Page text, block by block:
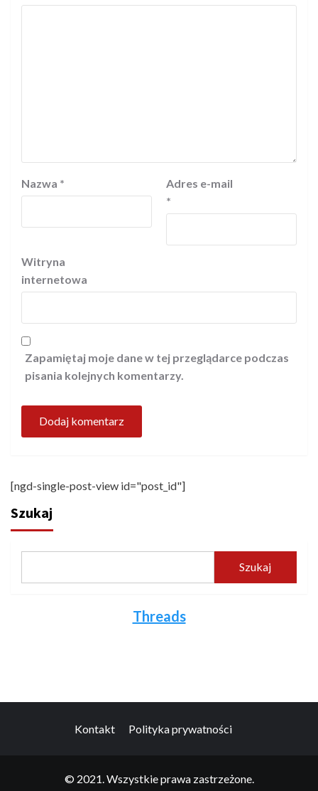
Nazwa *
Adres e-mail
*
Witryna
internetowa
Zapamiętaj moje dane w tej przeglądarce podczas
pisania kolejnych komentarzy.
[ngd-single-post-view id="post_id"]
Szukaj
Szukaj
Threads
Kontakt Polityka prywatności
© 2021. Wszystkie prawa zastrzeżone.